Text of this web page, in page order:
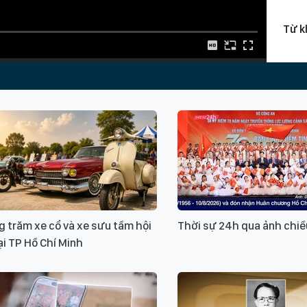
Từ
Xin
trăm xe cổ và xe sưu tầm hội
TP Hồ Chí Minh
Thời sự 24h qua ảnh